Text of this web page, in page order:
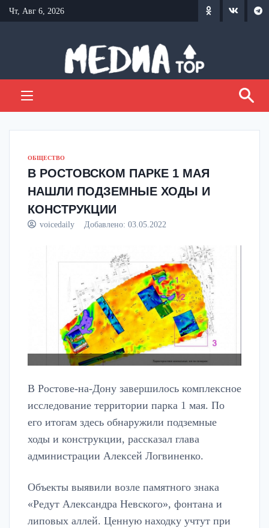
Перейти
к
Чт, Авг 6, 2026
ОБЩЕСТВО
В РОСТОВСКОМ ПАРКЕ 1 МАЯ
НАШЛИ ПОДЗЕМНЫЕ ХОДЫ И
КОНСТРУКЦИИ
voicedaily Добавлено: 03.05.2022
В Ростове-на-Дону завершилось комплексное
исследование территории парка 1 мая. По
его итогам здесь обнаружили подземные
ходы и конструкции, рассказал глава
администрации Алексей Логвиненко.
Объекты выявили возле памятного знака
«Редут Александра Невского», фонтана и
липовых аллей. Ценную находку учтут при